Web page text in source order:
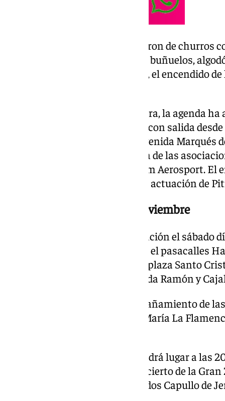
Además, los asistentes disfrutaron de churros
puestos de dulces típicos, como buñuelos,
momento central del programa, el encendido
En el caso de San Pedro Alcántara, la agenda
el pasacalles Hadas de la Luna, con salida
por el centro hasta llegar a la avenida Marqués
de Navidad, con la participación de las
Blancos y del gimnasio New Gym Aerosport.
20.00 horas y fue seguido por la actuación de
Marbella, el sábado 29 de noviembre
Marbella inaugurará su iluminación el sábado
una agenda que comenzará con el pasacalles
18.30 horas, con salida desde la plaza Santo
histórico hasta llegar a la avenida Ramón y
El desfile contará con el acompañamiento de
Alba Urbano, Danza Marbella, María La
El encendido del alumbrado tendrá lugar a las
y Cajal, y estará seguido del concierto de la
de Jerez’, con los artistas invitados Capullo de